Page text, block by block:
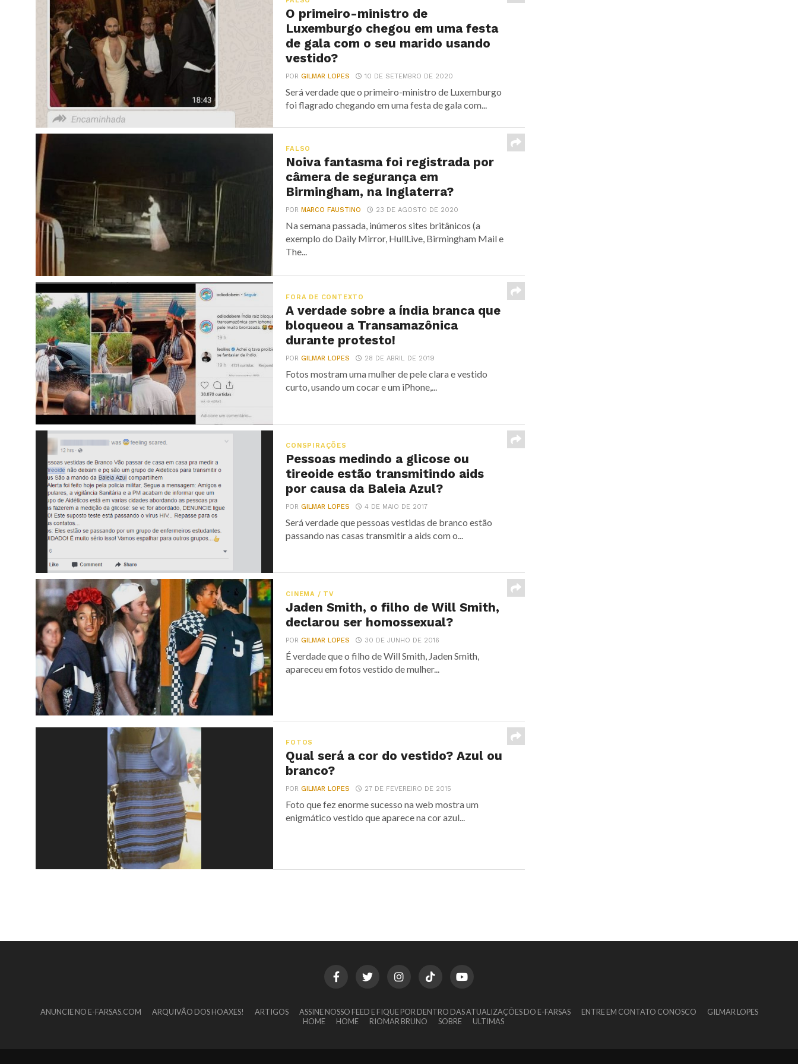
O primeiro-ministro de
Luxemburgo chegou em uma festa
de gala com o seu marido usando
vestido?
PORGILMAR LOPES 10 DE SETEMBRO DE 2020
Será verdade que o primeiro-ministro de Luxemburgo
foi flagrado chegando em uma festa de gala com...
FALSO
Noiva fantasma foi registrada por
câmera de segurança em
Birmingham, na Inglaterra?
PORMARCO FAUSTINO 23 DE AGOSTO DE 2020
Na semana passada, inúmeros sites britânicos (a
exemplo do Daily Mirror, HullLive, Birmingham Mail e
The...
FORA DE CONTEXTO
A verdade sobre a índia branca que
bloqueou a Transamazônica
durante protesto!
PORGILMAR LOPES 28 DE ABRIL DE 2019
Fotos mostram uma mulher de pele clara e vestido
curto, usando um cocar e um iPhone,...
CONSPIRAÇÕES
Pessoas medindo a glicose ou
tireoide estão transmitindo aids
por causa da Baleia Azul?
PORGILMAR LOPES 4 DE MAIO DE 2017
Será verdade que pessoas vestidas de branco estão
passando nas casas transmitir a aids com o...
CINEMA / TV
Jaden Smith, o filho de Will Smith,
declarou ser homossexual?
PORGILMAR LOPES 30 DE JUNHO DE 2016
É verdade que o filho de Will Smith, Jaden Smith,
apareceu em fotos vestido de mulher...
FOTOS
Qual será a cor do vestido? Azul ou
branco?
PORGILMAR LOPES 27 DE FEVEREIRO DE 2015
Foto que fez enorme sucesso na web mostra um
enigmático vestido que aparece na cor azul...
ANUNCIE NO E-FARSAS.COM ARQUIVÃO DOS HOAXES! ARTIGOS ASSINE NOSSO FEED E FIQUE POR DENTRO DAS ATUALIZAÇÕES DO E-FARSAS ENTRE EM CONTATO CONOSCO
GILMAR LOPES
HOME
HOME RIOMAR BRUNO SOBRE ULTIMAS